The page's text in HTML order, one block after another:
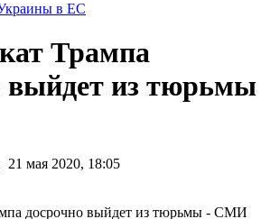
в ЕС
Трампа
выйдет из тюрьмы
21 мая 2020, 18:05